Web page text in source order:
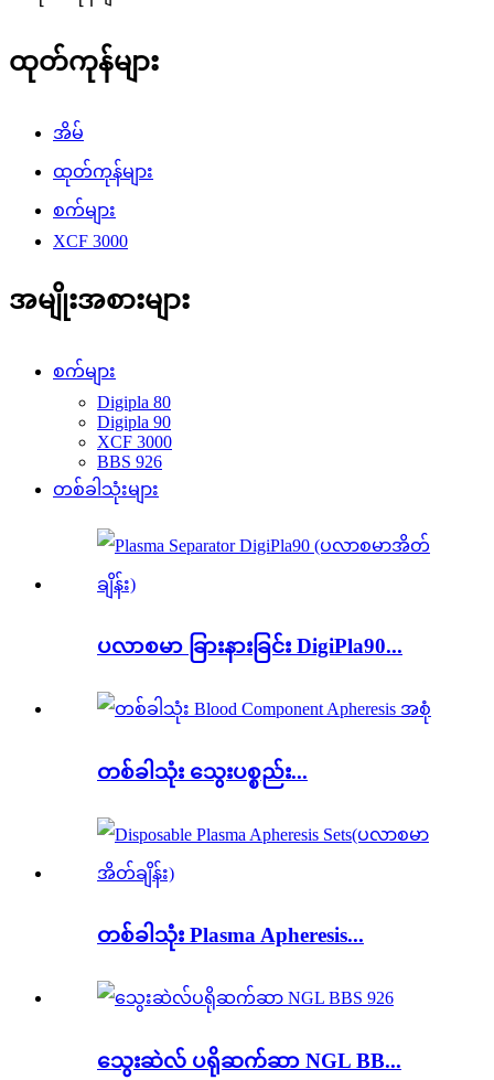
ထုတ်ကုန်များ
အိမ်
ထုတ်ကုန်များ
စက်များ
XCF 3000
အမျိုးအစားများ
စက်များ
Digipla 80
Digipla 90
XCF 3000
BBS 926
တစ်ခါသုံးများ
ပလာစမာ ခြားနားခြင်း DigiPla90...
တစ်ခါသုံး သွေးပစ္စည်း...
တစ်ခါသုံး Plasma Apheresis...
သွေးဆဲလ် ပရိုဆက်ဆာ NGL BB...